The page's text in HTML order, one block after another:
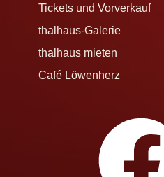
Tickets und Vorverkauf
thalhaus-Galerie
thalhaus mieten
Café Löwenherz